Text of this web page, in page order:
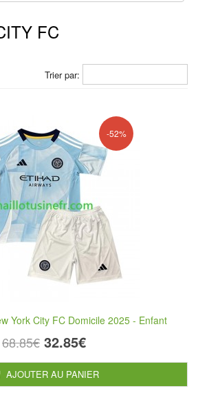
FC
Trier par:
-52%
York City FC Domicile 2025 - Enfant
68.85€ 32.85€
AJOUTER AU PANIER